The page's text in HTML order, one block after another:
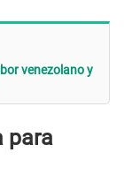
venezolano y
para